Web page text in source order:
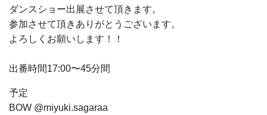
ダンスショー出展させて頂きます。
参加させて頂きありがとうございます。
よろしくお願いします！！
出番時間17:00〜45分間
予定
BOW @miyuki.sagaraa